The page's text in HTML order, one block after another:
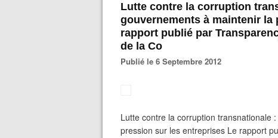
Lutte contre la corruption
gouvernements à maintenir
rapport publié par
de la Co
Publié le 6 Septembre 2012
Lutte contre la corruption transnationale
pression sur les entreprises Le rapport